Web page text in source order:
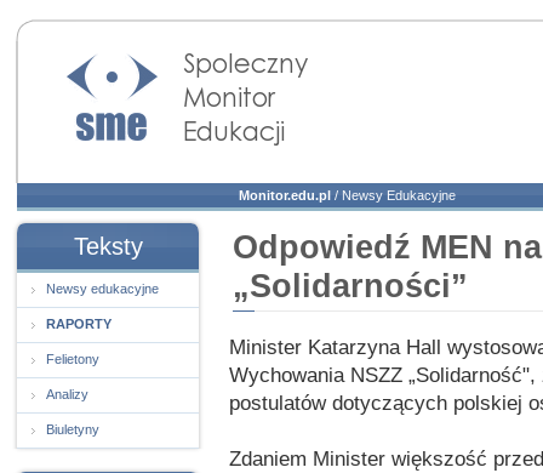
Społeczny Monitor
Edukacji
Monitor.edu.pl / Newsy Edukacyjne
Teksty
Newsy edukacyjne
RAPORTY
Felietony
Analizy
Biuletyny
Odpowiedź MEN
„Solidarności”
Minister Katarzyna Hall
Wychowania NSZZ
postulatów dotyczących polskiej
Zdaniem Minister większość